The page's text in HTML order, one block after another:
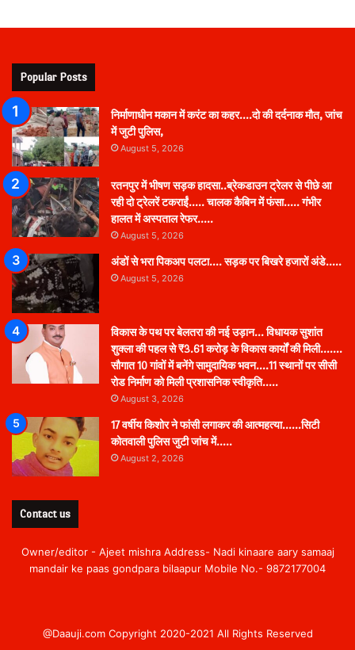
Popular Posts
निर्माणाधीन मकान में करंट का कहर….दो की दर्दनाक मौत, जांच
में जुटी पुलिस,
August 5, 2026
रतनपुर में भीषण सड़क हादसा..ब्रेकडाउन ट्रेलर से पीछे आ
रही दो ट्रेलरें टकराईं….. चालक कैबिन में फंसा….. गंभीर
हालत में अस्पताल रेफर…..
August 5, 2026
अंडों से भरा पिकअप पलटा…. सड़क पर बिखरे हजारों अंडे…..
August 5, 2026
विकास के पथ पर बेलतरा की नई उड़ान… विधायक सुशांत
शुक्ला की पहल से ₹3.61 करोड़ के विकास कार्यों की मिली…….
सौगात 10 गांवों में बनेंगे सामुदायिक भवन….11 स्थानों पर सीसी
रोड निर्माण को मिली प्रशासनिक स्वीकृति…..
August 3, 2026
17 वर्षीय किशोर ने फांसी लगाकर की आत्महत्या……सिटी
कोतवाली पुलिस जुटी जांच में…..
August 2, 2026
Contact us
Owner/editor - Ajeet mishra Address- Nadi kinaare aary samaaj
mandair ke paas gondpara bilaapur Mobile No.- 9872177004
@Daauji.com Copyright 2020-2021 All Rights Reserved